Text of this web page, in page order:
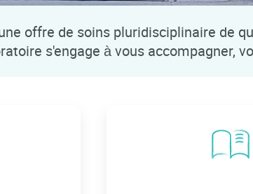
offre de soins pluridisciplinaire de
s'engage à vous accompagner,